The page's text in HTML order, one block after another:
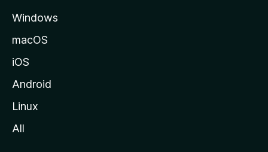
l
e
l
t
Windows
macOS
iOS
Android
Linux
All